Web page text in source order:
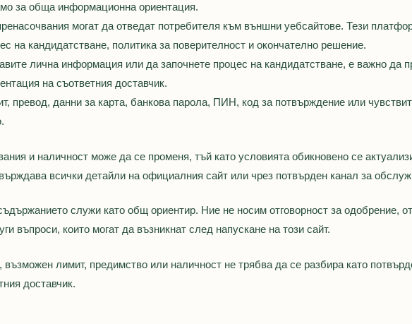
за обща информационна ориентация.
могат да отведат потребителя към външни уебсайтове. Тези
на кандидатстване, политика за поверителност и окончателно решение.
лична информация или да започнете процес на кандидатстване, е важно да
на съответния доставчик.
превод, данни за карта, банкова парола, ПИН, код за потвърждение или
и наличност може да се променя, тъй като условията обикновено се
всички детайли на официалния сайт или чрез потвърден канал за
служи като общ ориентир. Ние не носим отговорност за одобрение,
въпроси, които могат да възникнат след напускане на този сайт.
лимит, предимство или наличност не трябва да се разбира като
доставчик.